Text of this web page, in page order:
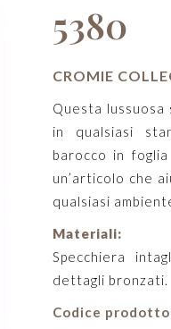
5380
CROMIE
Questa
in qualsiasi
barocco in
un’articolo che
qualsiasi
Materiali:
Specchiera
dettagli bronzati.
Codice